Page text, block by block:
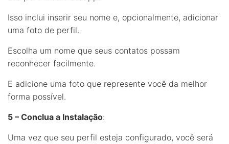
Isso inclui inserir seu nome e, opcionalmente, adicionar
uma foto de perfil.
Escolha um nome que seus contatos possam
reconhecer facilmente.
E adicione uma foto que represente você da melhor
forma possível.
5 – Conclua a Instalação:
Uma vez que seu perfil esteja configurado, você será